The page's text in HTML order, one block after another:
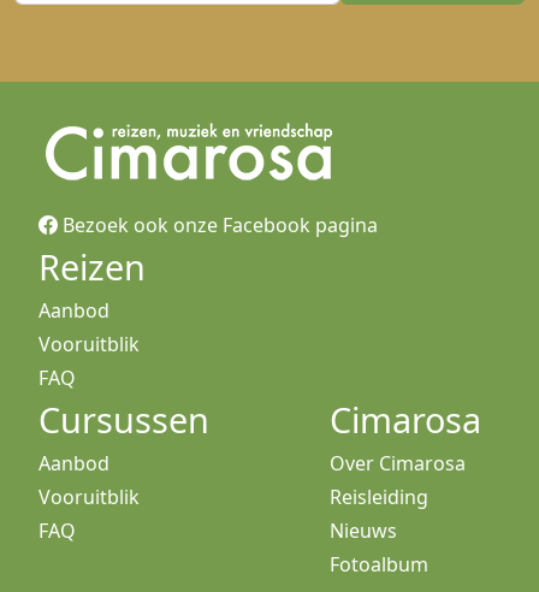
Bezoek ook onze Facebook pagina
Reizen
Aanbod
Vooruitblik
FAQ
Cursussen
Aanbod
Vooruitblik
FAQ
Cimarosa
Over Cimarosa
Reisleiding
Nieuws
Fotoalbum